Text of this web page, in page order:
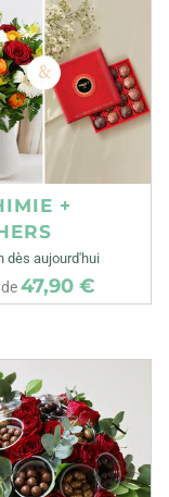
+
dès aujourd'hui
de47,90 €